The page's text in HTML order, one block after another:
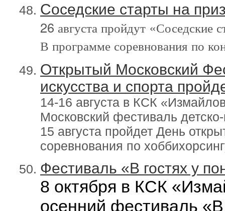
Соседские старты на
26 августа пройдут «Соседские
В программе соревнования по
Открытый Московский
искусства и спорта
14-16 августа в КСК
Московский фестиваль
15 августа пройдет День
соревнования по
Фестиваль «В гостях у
8 октября в КСК
осенний фестиваль «В